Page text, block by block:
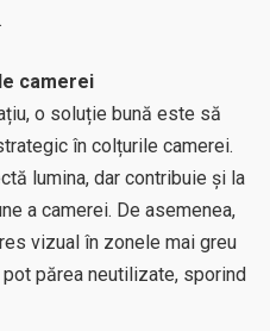
camerei
o soluție bună este să
în colțurile camerei.
lumina, dar contribuie și la
a camerei. De asemenea,
vizual în zonele mai greu
părea neutilizate, sporind